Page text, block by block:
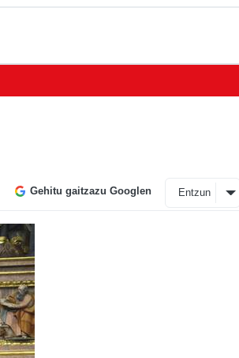
Gehitu gaitzazu Googlen Entzun